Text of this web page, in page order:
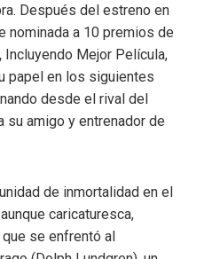
Después del estreno en
nominada a 10 premios de
, Incluyendo Mejor Película,
papel en los siguientes
desde el rival del
su amigo y entrenador de
de inmortalidad en el
caricaturesca,
que se enfrentó al